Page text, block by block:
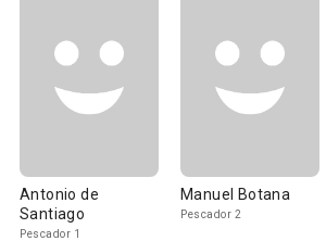
Antonio de
Santiago
Pescador 1
Manuel Botana
Pescador 2